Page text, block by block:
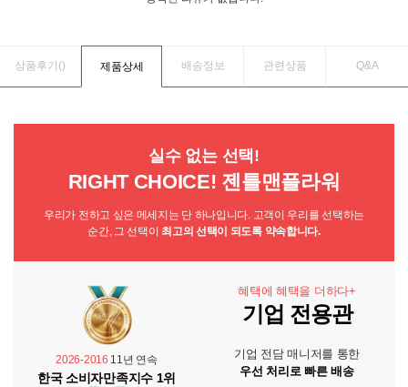
상품후기() 제품상세 배송정보 관련상품 Q&A
실수 없는 선택!
RIGHT CHOICE! 젠틀맨플라워
우리가 전하고 싶은 메세지는 단 하나입니다. 고객이 우리를 선택하는
순간, 그 선택이 최고의 선택이 되도록 약속합니다.
2026-2016 11년 연속
한국 소비자만족지수 1위
혜택에 혜택을 더하다+
기업 전용관
기업 전담 매니저를 통한
우선 처리로 빠른 배송